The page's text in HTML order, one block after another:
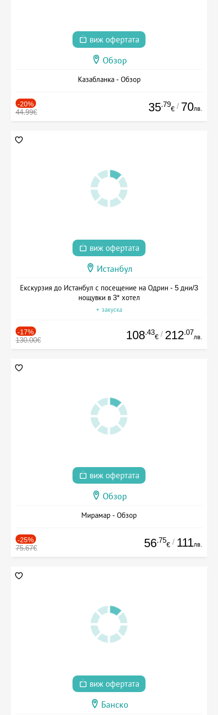
виж офертата
Обзор
Казабланка - Обзор
-20%
44.99€ 35.79
€ / 70лв.
виж офертата
Истанбул
Екскурзия до Истанбул с посещение на Одрин - 5 дни/3
нощувки в 3* хотел
+ закуска
-17%
130.00€ 108.43
€ / 212.07
лв.
виж офертата
Обзор
Мирамар - Обзор
-25%
75.67€ 56.75
€ / 111лв.
виж офертата
Банско